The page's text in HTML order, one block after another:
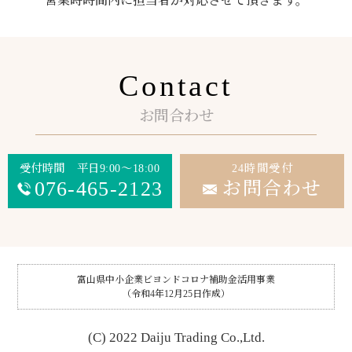
Contact
お問合わせ
受付時間 平日9:00～18:00
076-465-2123
24時間受付
お問合わせ
富山県中小企業ビヨンドコロナ補助金活用事業
（令和4年12月25日作成）
(C) 2022 Daiju Trading Co.,Ltd.